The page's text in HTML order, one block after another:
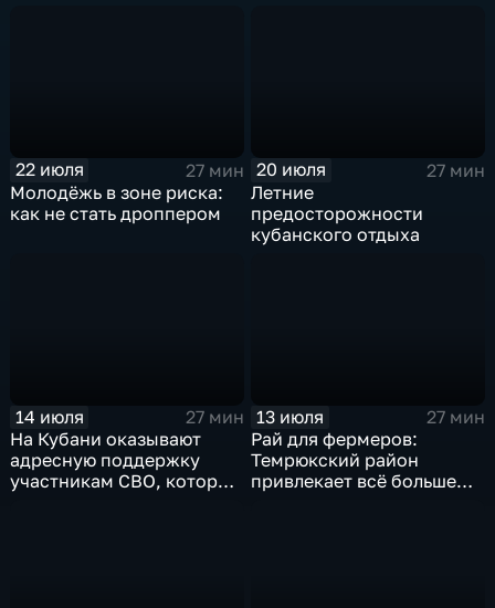
22 июля
27 мин
Молодёжь в зоне риска:
как не стать дроппером
20 июля
27 мин
Летние
предосторожности
кубанского отдыха
14 июля
27 мин
На Кубани оказывают
адресную поддержку
участникам СВО, которые
13 июля
27 мин
Рай для фермеров:
Темрюкский район
привлекает всё больше